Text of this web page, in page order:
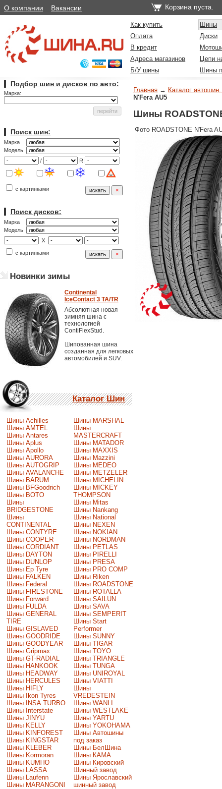
О компании Вакансии Корзина пуста.
Как купить
Шины
Оплата
Диски
В кредит
Адреса магазинов
Цепи
Б/У шины
Шины
Подбор шин и дисков по авто:
Марка:
Поиск шин:
Марка
Модель
/
R
с картинками
Поиск дисков:
Марка
Модель
X
с картинками
Новинки зимы
Continental
IceContact 3 TA/TR
Абсолютная новая
зимняя шина с
технологией
ContiFlexStud.
Шипованная шина
созданная для легковых
автомобилей и SUV.
Каталог Шин
Шины Achilles
Шины AMTEL
Шины Antares
Шины Aplus
Шины Apollo
Шины AURORA
Шины AUTOGRIP
Шины AVALANCHE
Шины BARUM
Шины BFGoodrich
Шины BOTO
Шины
BRIDGESTONE
Шины
CONTINENTAL
Шины CONTYRE
Шины COOPER
Шины CORDIANT
Шины DAYTON
Шины DUNLOP
Шины Ep Tyre
Шины FALKEN
Шины Federal
Шины FIRESTONE
Шины Forward
Шины FULDA
Шины GENERAL
TIRE
Шины GISLAVED
Шины GOODRIDE
Шины GOODYEAR
Шины Gripmax
Шины GT-RADIAL
Шины HANKOOK
Шины HEADWAY
Шины HERCULES
Шины HIFLY
Шины Ikon Tyres
Шины INSA TURBO
Шины Interstate
Шины JINYU
Шины KELLY
Шины KINFOREST
Шины KINGSTAR
Шины KLEBER
Шины Kormoran
Шины KUMHO
Шины LASSA
Шины Laufenn
Шины MARANGONI
Шины MARSHAL
Шины
MASTERCRAFT
Шины MATADOR
Шины MAXXIS
Шины Mazzini
Шины MEDEO
Шины METZELER
Шины MICHELIN
Шины MICKEY
THOMPSON
Шины Mitas
Шины Nankang
Шины National
Шины NEXEN
Шины NOKIAN
Шины NORDMAN
Шины PETLAS
Шины PIRELLI
Шины PRESA
Шины PRO COMP
Шины Riken
Шины ROADSTONE
Шины ROTALLA
Шины SAILUN
Шины SAVA
Шины SEMPERIT
Шины Start
Performer
Шины SUNNY
Шины TIGAR
Шины TOYO
Шины TRIANGLE
Шины TUNGA
Шины UNIROYAL
Шины VIATTI
Шины
VREDESTEIN
Шины WANLI
Шины WESTLAKE
Шины YARTU
Шины YOKOHAMA
Шины Автошины
под заказ
Шины БелШина
Шины КАМА
Шины Кировский
Шинный завод
Шины Ярославский
шинный завод
Главная → Каталог
N'Fera AU5
Шины
Фото ROADSTONE N'Fera